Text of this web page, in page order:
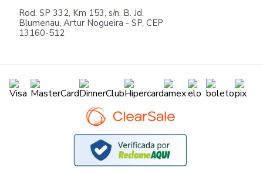
Rod. SP 332, Km 153, s/n, B. Jd.
Blumenau, Artur Nogueira - SP, CEP
13160-512